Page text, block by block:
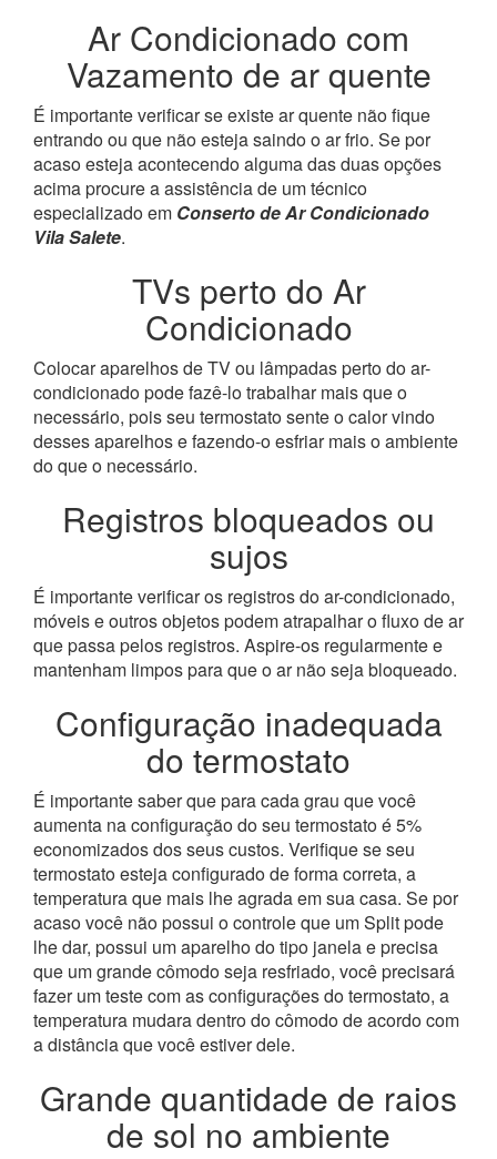
Ar Condicionado com
Vazamento de ar quente
É importante verificar se existe ar quente não fique
entrando ou que não esteja saindo o ar frio. Se por
acaso esteja acontecendo alguma das duas opções
acima procure a assistência de um técnico
especializado em Conserto de Ar Condicionado
Vila Salete.
TVs perto do Ar
Condicionado
Colocar aparelhos de TV ou lâmpadas perto do ar-
condicionado pode fazê-lo trabalhar mais que o
necessário, pois seu termostato sente o calor vindo
desses aparelhos e fazendo-o esfriar mais o ambiente
do que o necessário.
Registros bloqueados ou
sujos
É importante verificar os registros do ar-condicionado,
móveis e outros objetos podem atrapalhar o fluxo de ar
que passa pelos registros. Aspire-os regularmente e
mantenham limpos para que o ar não seja bloqueado.
Configuração inadequada
do termostato
É importante saber que para cada grau que você
aumenta na configuração do seu termostato é 5%
economizados dos seus custos. Verifique se seu
termostato esteja configurado de forma correta, a
temperatura que mais lhe agrada em sua casa. Se por
acaso você não possui o controle que um Split pode
lhe dar, possui um aparelho do tipo janela e precisa
que um grande cômodo seja resfriado, você precisará
fazer um teste com as configurações do termostato, a
temperatura mudara dentro do cômodo de acordo com
a distância que você estiver dele.
Grande quantidade de raios
de sol no ambiente